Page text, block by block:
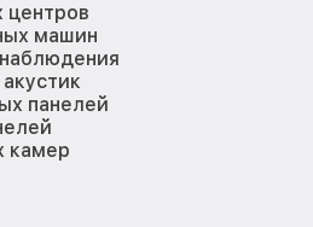
центров
машин
панелей
камер